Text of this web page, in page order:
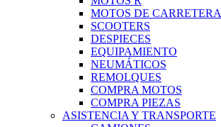
MOTOS DE CARRETERA
SCOOTERS
DESPIECES
EQUIPAMIENTO
NEUMÁTICOS
REMOLQUES
COMPRA MOTOS
COMPRA PIEZAS
ASISTENCIA Y TRANSPORTE